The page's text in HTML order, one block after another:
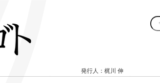
発行人：梶川 伸